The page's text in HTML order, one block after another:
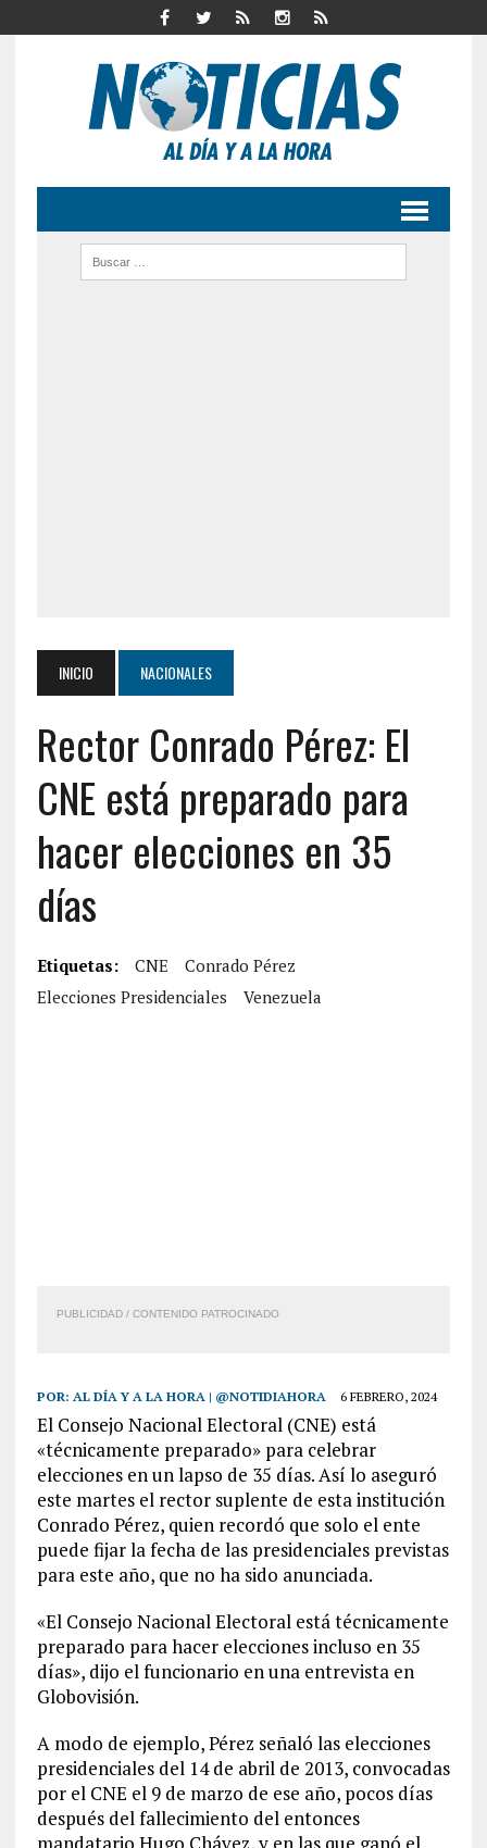
INICIO NACIONALES
Rector Conrado Pérez: El
CNE está preparado para
hacer elecciones en 35
días
Etiquetas: CNE
Conrado Pérez
Elecciones Presidenciales
Venezuela
PUBLICIDAD / CONTENIDO PATROCINADO
POR: AL DÍA Y A LA HORA | @NOTIDIAHORA 6 FEBRERO, 2024
El Consejo Nacional Electoral (CNE) está
«técnicamente preparado» para celebrar
elecciones en un lapso de 35 días. Así lo aseguró
este martes el rector suplente de esta institución
Conrado Pérez, quien recordó que solo el ente
puede fijar la fecha de las presidenciales previstas
para este año, que no ha sido anunciada.
«El Consejo Nacional Electoral está técnicamente
preparado para hacer elecciones incluso en 35
días», dijo el funcionario en una entrevista en
Globovisión.
A modo de ejemplo, Pérez señaló las elecciones
presidenciales del 14 de abril de 2013, convocadas
por el CNE el 9 de marzo de ese año, pocos días
después del fallecimiento del entonces
mandatario Hugo Chávez, y en las que ganó el